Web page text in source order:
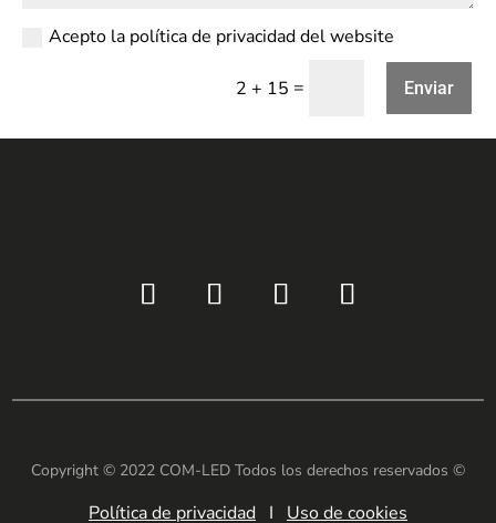
Acepto la política de privacidad del website
2 + 15 = Enviar
Copyright © 2022 COM-LED Todos los derechos reservados ©
Política de privacidad I Uso de cookies